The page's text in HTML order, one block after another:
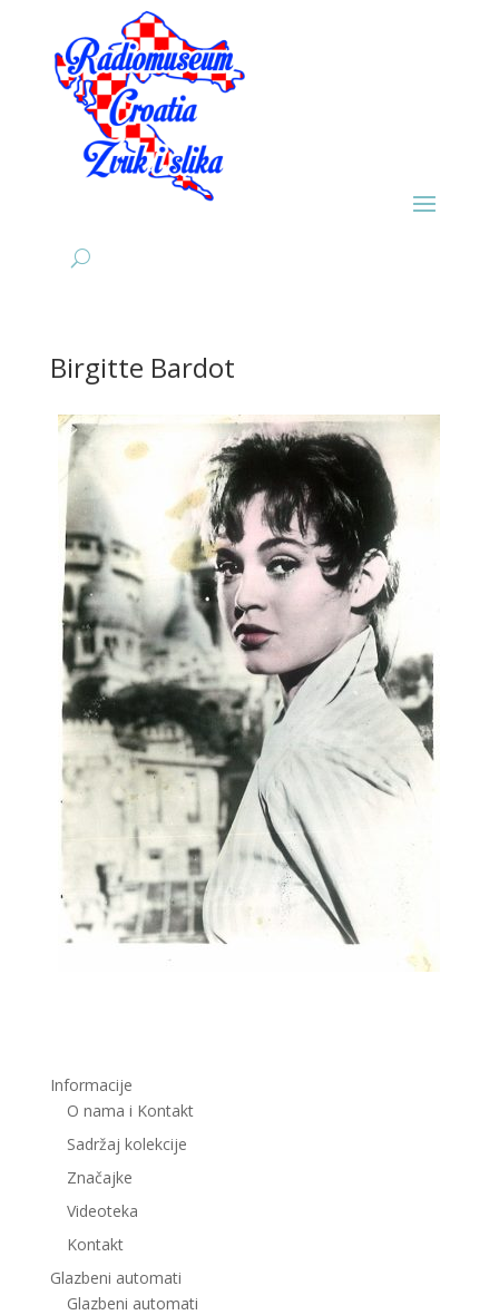
Birgitte Bardot
Informacije
O nama i Kontakt
Sadržaj kolekcije
Značajke
Videoteka
Kontakt
Glazbeni automati
Glazbeni automati